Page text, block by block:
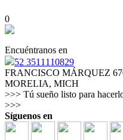
0
Encuéntranos en
52 3511110829
FRANCISCO MÁRQUEZ
MORELIA, MICH
>>> Tú sueño listo para
>>>
Síguenos en